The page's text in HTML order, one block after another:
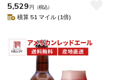
5,529 円 （税込）
積算 51 マイル (1倍)